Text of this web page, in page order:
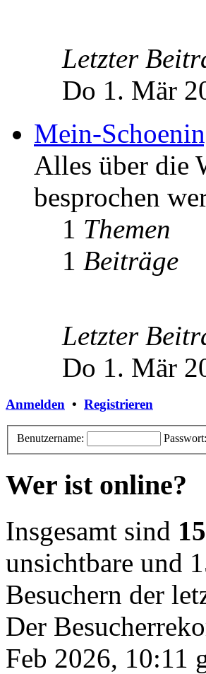
Letzter
Do 1. Mär
Mein-
Alles über die
besprochen
1 Themen
1 Beiträge
Letzter
Do 1. Mär
Anmelden • Registrieren
Benutzername: Passwort:
Wer ist online?
Insgesamt sind 15
unsichtbare und
Besuchern der
Der
Feb 2026, 10:11